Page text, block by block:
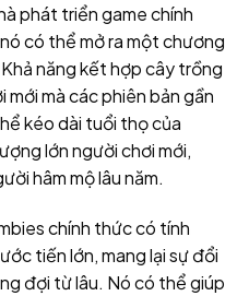
phát triển game chính
có thể mở ra một chương
năng kết hợp cây trồng
mới mà các phiên bản gần
kéo dài tuổi thọ của
lớn người chơi mới,
hâm mộ lâu năm.
chính thức có tính
tiến lớn, mang lại sự đổi
đợi từ lâu. Nó có thể giúp